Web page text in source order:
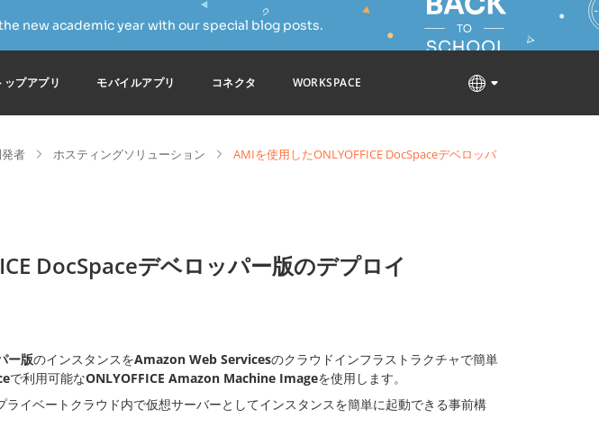
new academic year with our special blog posts.
ップアプリ モバイルアプリ コネクタ WORKSPACE
者 ホスティングソリューション
AMIを使用したONLYOFFICE DocSpaceデベロッパ
DocSpaceデベロッパー版のデプロイ
ー版のインスタンスをAmazon Web Servicesのクラウドインフラストラクチャで簡単
で利用可能なONLYOFFICE Amazon Machine Imageを使用します。
ライベートクラウド内で仮想サーバーとしてインスタンスを簡単に起動できる事前構